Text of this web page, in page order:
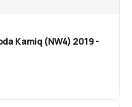
Kamiq (NW4) 2019 -